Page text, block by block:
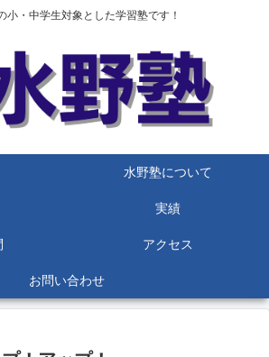
小・中学生対象とした学習塾です！
水野塾について
実績
アクセス
お問い合わせ